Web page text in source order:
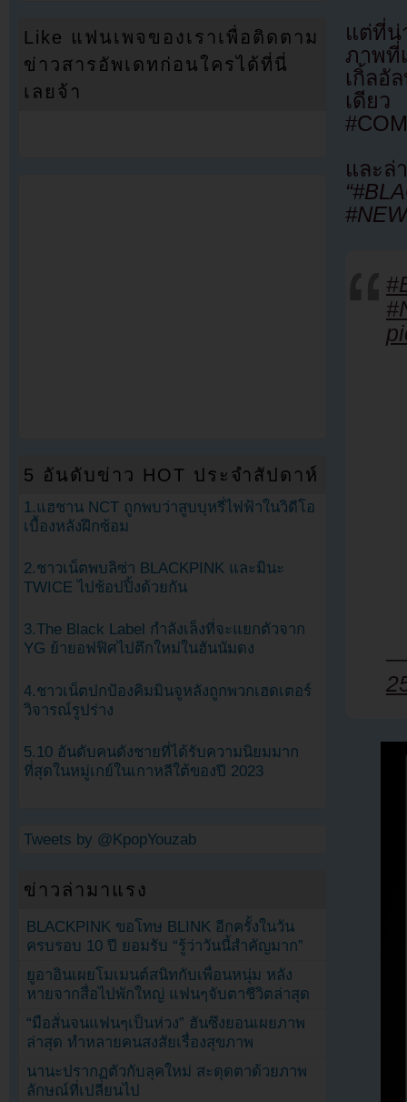
แต่ที่น่
ภาพที่
เกิ้ลอั
เดียว
และล่
—
Like แฟนเพจของเราเพื่อติดตาม
ข่าวสารอัพเดทก่อนใครได้ที่นี่
เลยจ้า
5 อันดับข่าว HOT ประจำสัปดาห์
1.แฮชาน NCT ถูกพบว่าสูบบุหรี่ไฟฟ้าในวิดีโอ
เบื้องหลังฝึกซ้อม
2.ชาวเน็ตพบลิซ่า BLACKPINK และมินะ
TWICE ไปช้อปปิ้งด้วยกัน
3.The Black Label กำลังเล็งที่จะแยกตัวจาก
YG ย้ายอฟฟิศไปตึกใหม่ในฮันนัมดง
4.ชาวเน็ตปกป้องคิมมินจูหลังถูกพวกเฮดเตอร์
วิจารณ์รูปร่าง
5.10 อันดับคนดังชายที่ได้รับความนิยมมาก
ที่สุดในหมู่เกย์ในเกาหลีใต้ของปี 2023
Tweets by @KpopYouzab
ข่าวล่ามาแรง
BLACKPINK ขอโทษ BLINK อีกครั้งในวัน
ครบรอบ 10 ปี ยอมรับ “รู้ว่าวันนี้สำคัญมาก”
ยูอาอินเผยโมเมนต์สนิทกับเพื่อนหนุ่ม หลัง
หายจากสื่อไปพักใหญ่ แฟนๆจับตาชีวิตล่าสุด
“มือสั่นจนแฟนๆเป็นห่วง” ฮันซึงยอนเผยภาพ
ล่าสุด ทำหลายคนสงสัยเรื่องสุขภาพ
นานะปรากฏตัวกับลุคใหม่ สะดุดตาด้วยภาพ
ลักษณ์ที่เปลี่ยนไป